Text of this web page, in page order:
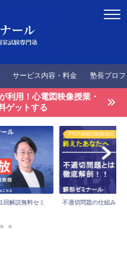
サービス内容・料金 塾長プロ
利用！心電図映像授業・
ゲットする
回解説無料セミ
PTOT国家試験勉強法
不適切問題の仕組みを